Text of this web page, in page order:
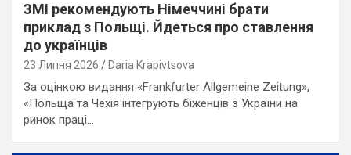
ЗМІ рекомендують Німеччині брати
приклад з Польщі. Йдеться про ставлення
до українців
23 Липня 2026 Daria Krapivtsova
За оцінкою видання «Frankfurter Allgemeine Zeitung»,
«Польща та Чехія інтегрують біженців з України на
ринок праці…